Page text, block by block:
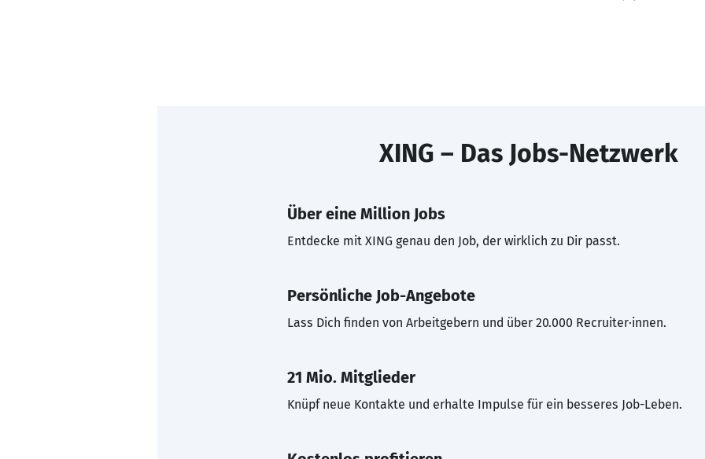
XING – Das Jobs-Netzwerk
Über eine Million Jobs
Entdecke mit XING genau den Job, der wirklich zu Dir passt.
Persönliche Job-Angebote
Lass Dich finden von Arbeitgebern und über 20.000 Recruiter·innen.
21 Mio. Mitglieder
Knüpf neue Kontakte und erhalte Impulse für ein besseres Job-Leben.